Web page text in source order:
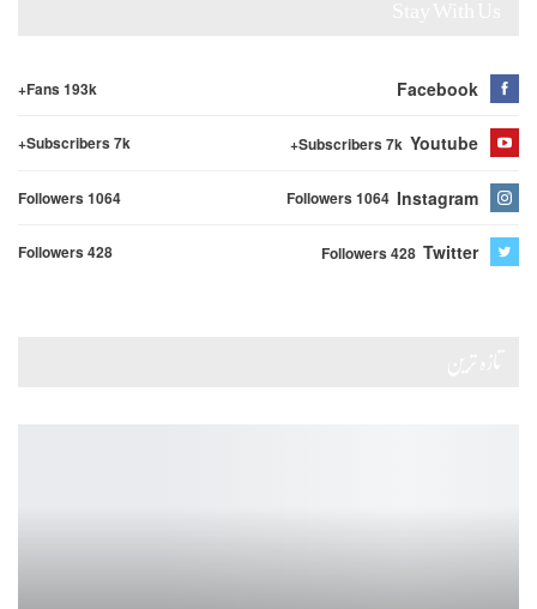
Facebook
Fans 193k+
Youtube
Subscribers 7k+
Subscribers 7k+
Instagram
Followers 1064
Followers 1064
Twitter
Followers 428
Followers 428